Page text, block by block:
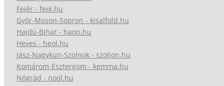
Fejér - feol.hu
Győr-Moson-Sopron - kisalfold.hu
Hajdú-Bihar - haon.hu
Heves - heol.hu
Jász-Nagykun-Szolnok - szoljon.hu
Komárom-Esztergom - kemma.hu
Nógrád - nool.hu